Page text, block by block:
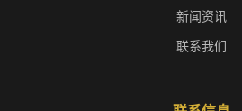
新闻资讯
联系我们